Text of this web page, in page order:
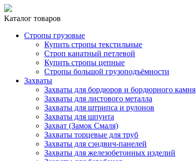
Каталог товаров
Стропы грузовые
Купить стропы текстильные
Строп канатный петлевой
Купить стропы цепные
Стропы большой грузоподъёмности
Захваты
Захваты для бордюров и бордюрного камня
Захваты для листового металла
Захваты для штрипса и рулонов
Захваты для шпунта
Захват (Замок Смаля)
Захваты торцевые для труб
Захваты для сэндвич-панелей
Захваты для железобетонных изделий